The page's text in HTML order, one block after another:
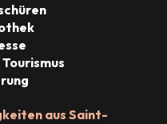
aus Saint-